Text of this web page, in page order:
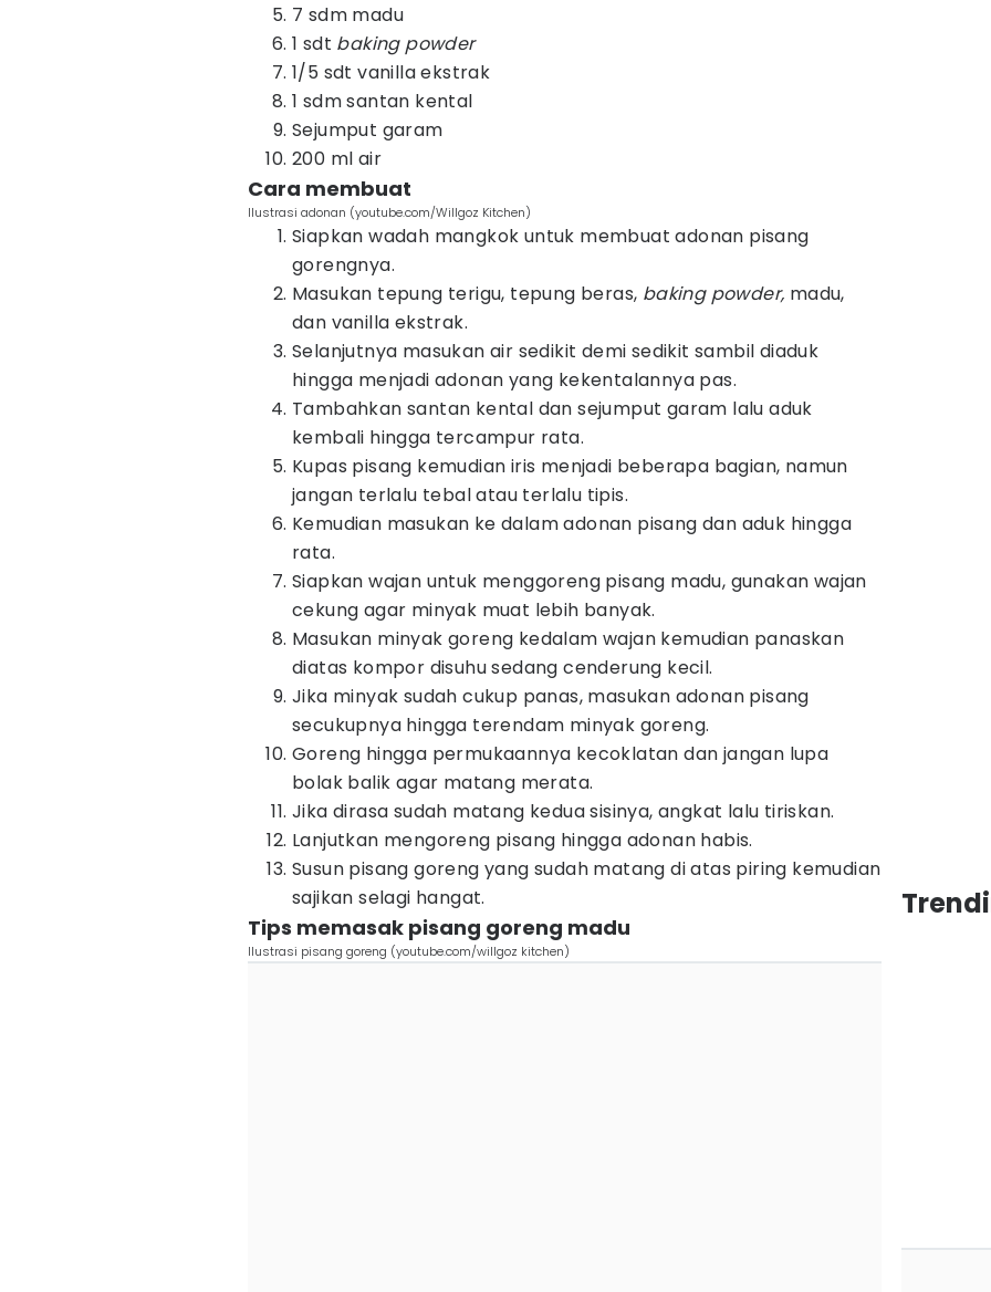
7 sdm madu
1 sdt baking powder
1/5 sdt vanilla ekstrak
1 sdm santan kental
Sejumput garam
200 ml air
Cara membuat
Ilustrasi adonan (youtube.com/Willgoz Kitchen)
Siapkan wadah mangkok untuk membuat adonan pisang
gorengnya.
Masukan tepung terigu, tepung beras, baking powder, madu,
dan vanilla ekstrak.
Selanjutnya masukan air sedikit demi sedikit sambil diaduk
hingga menjadi adonan yang kekentalannya pas.
Tambahkan santan kental dan sejumput garam lalu aduk
kembali hingga tercampur rata.
Kupas pisang kemudian iris menjadi beberapa bagian, namun
jangan terlalu tebal atau terlalu tipis.
Kemudian masukan ke dalam adonan pisang dan aduk hingga
rata.
Siapkan wajan untuk menggoreng pisang madu, gunakan wajan
cekung agar minyak muat lebih banyak.
Masukan minyak goreng kedalam wajan kemudian panaskan
diatas kompor disuhu sedang cenderung kecil.
Jika minyak sudah cukup panas, masukan adonan pisang
secukupnya hingga terendam minyak goreng.
Goreng hingga permukaannya kecoklatan dan jangan lupa
bolak balik agar matang merata.
Jika dirasa sudah matang kedua sisinya, angkat lalu tiriskan.
Lanjutkan mengoreng pisang hingga adonan habis.
Susun pisang goreng yang sudah matang di atas piring kemudian
sajikan selagi hangat.
Tips memasak pisang goreng madu
Ilustrasi pisang goreng (youtube.com/willgoz kitchen)